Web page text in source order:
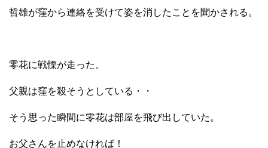
哲雄が窪から連絡を受けて姿を消したことを聞かされる。
零花に戦慄が走った。
父親は窪を殺そうとしている・・
そう思った瞬間に零花は部屋を飛び出していた。
お父さんを止めなければ！